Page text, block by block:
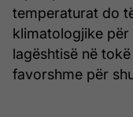
temperaturat do
klimatologjike
lagështisë në
favorshme për